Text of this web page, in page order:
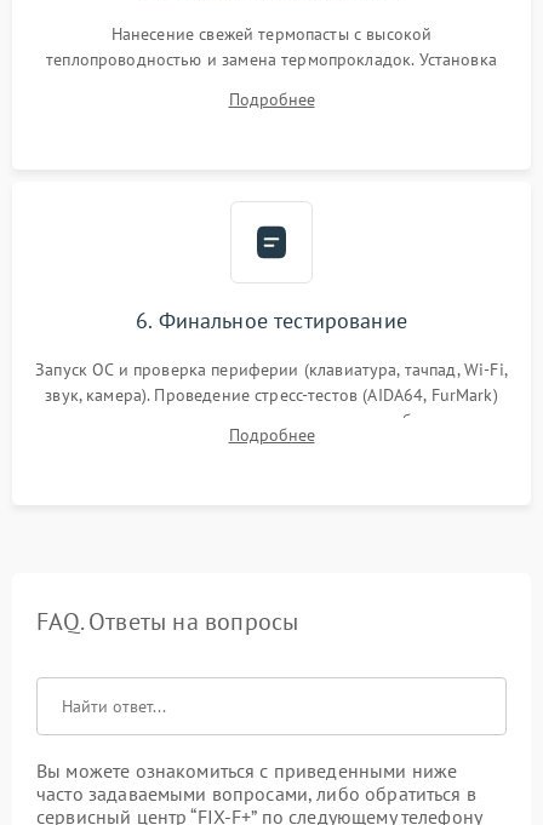
Нанесение свежей термопасты с высокой
теплопроводностью и замена термопрокладок. Установка
шлейфов, модулей памяти и накопителей. Предварительная
Подробнее
6. Финальное тестирование
Запуск ОС и проверка периферии (клавиатура, тачпад, Wi-Fi,
звук, камера). Проведение стресс-тестов (AIDA64, FurMark)
для контроля температурного режима и стабильности
системы под пиковой нагрузкой.
Подробнее
FAQ. Ответы на вопросы
Вы можете ознакомиться с приведенными ниже
часто задаваемыми вопросами, либо обратиться в
сервисный центр “FIX-F+” по следующему телефону